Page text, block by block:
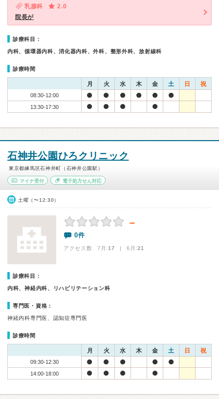
乳腺科
2.0
院長が
診療科目：
内科、循環器内科、消化器内科、外科、整形外科、放射線科
診療時間
月 火 水 木 金 土 日 祝
08:30-12:00
13:30-17:30
石神井公園ひろクリニック
東京都練馬区石神井町（石神井公園駅）
マイナ受付 電子処方せん対応
土曜（〜12:30）
－
0件
アクセス数 7月:17 | 6月:21
診療科目：
内科、神経内科、リハビリテーション科
専門医・資格：
神経内科専門医、認知症専門医
診療時間
月 火 水 木 金 土 日 祝
09:30-12:30
14:00-18:00